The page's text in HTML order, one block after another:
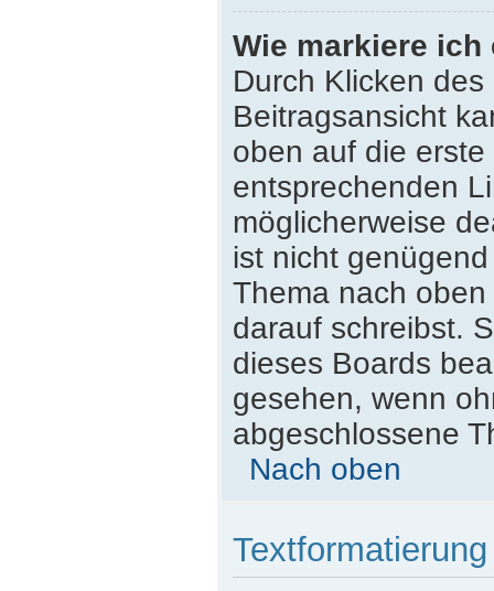
Wie markiere ich
Durch Klicken des
Beitragsansicht
oben auf die
entsprechenden
möglicherweise
ist nicht
Thema nach
darauf schreibst.
dieses Boards
gesehen, wenn
abgeschlossene
Nach oben